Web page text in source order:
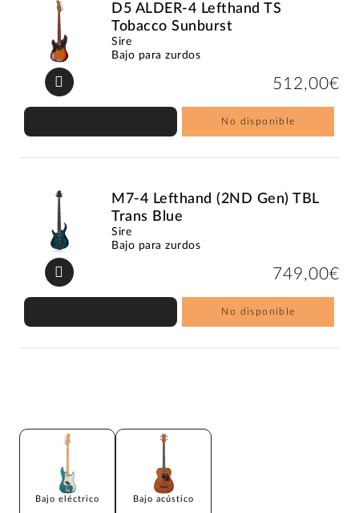
D5 ALDER-4 Lefthand TS
Tobacco Sunburst
Sire
Bajo para zurdos
512,00€
No disponible
M7-4 Lefthand (2ND Gen) TBL
Trans Blue
Sire
Bajo para zurdos
749,00€
No disponible
Bajo eléctrico Bajo acústico